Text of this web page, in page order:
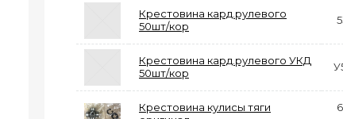
Крестовина кард.рулевого
50шт/кор
Крестовина кард.рулевого УКД
50шт/кор
Крестовина кулисы тяги